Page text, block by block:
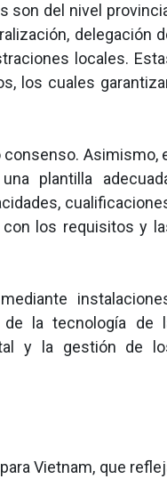
son del nivel
delegación
locales.
los cuales
Asimismo,
plantilla
los requisitos y
la tecnología de
y la gestión de
Vietnam, que